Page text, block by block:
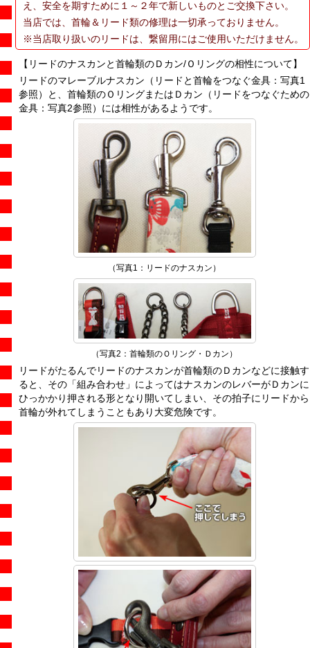
え、安全を期すために１～２年で新しいものとご交換下さい。
当店では、首輪＆リード類の修理は一切承っておりません。
※当店取り扱いのリードは、繋留用にはご使用いただけません。
【リードのナスカンと首輪類のＤカン/Ｏリングの相性について】
リードのマレーブルナスカン（リードと首輪をつなぐ金具：写真1
参照）と、首輪類のＯリングまたはＤカン（リードをつなぐための
金具：写真2参照）には相性があるようです。
（写真1：リードのナスカン）
（写真2：首輪類のＯリング・Ｄカン）
リードがたるんでリードのナスカンが首輪類のＤカンなどに接触す
ると、その「組み合わせ」によってはナスカンのレバーがＤカンに
ひっかかり押される形となり開いてしまい、その拍子にリードから
首輪が外れてしまうこともあり大変危険です。